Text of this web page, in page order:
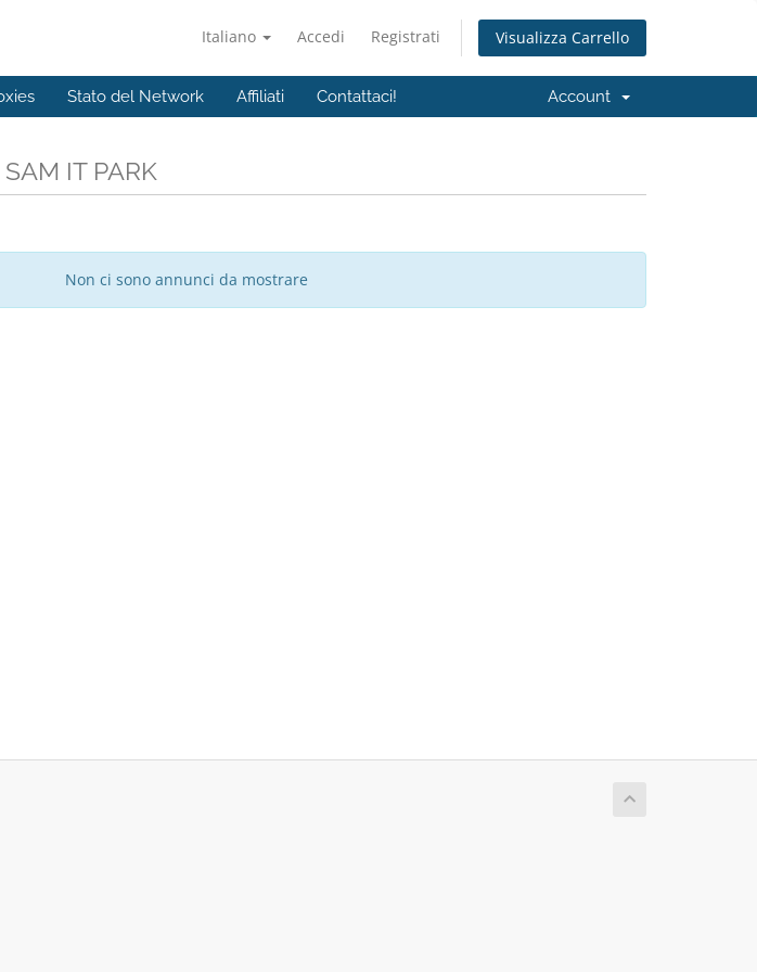
Italiano Accedi Registrati Visualizza Carrello
Stato del Network Affiliati Contattaci! Account
IT PARK
Non ci sono annunci da mostrare